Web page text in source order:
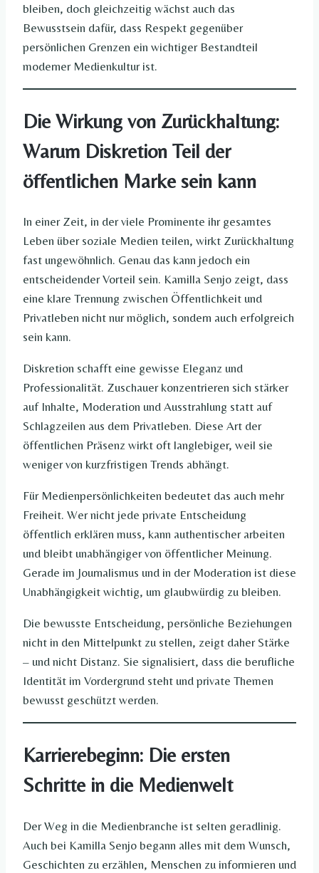
bleiben, doch gleichzeitig wächst auch das
Bewusstsein dafür, dass Respekt gegenüber
persönlichen Grenzen ein wichtiger Bestandteil
moderner Medienkultur ist.
Die Wirkung von Zurückhaltung:
Warum Diskretion Teil der
öffentlichen Marke sein kann
In einer Zeit, in der viele Prominente ihr gesamtes
Leben über soziale Medien teilen, wirkt Zurückhaltung
fast ungewöhnlich. Genau das kann jedoch ein
entscheidender Vorteil sein. Kamilla Senjo zeigt, dass
eine klare Trennung zwischen Öffentlichkeit und
Privatleben nicht nur möglich, sondern auch erfolgreich
sein kann.
Diskretion schafft eine gewisse Eleganz und
Professionalität. Zuschauer konzentrieren sich stärker
auf Inhalte, Moderation und Ausstrahlung statt auf
Schlagzeilen aus dem Privatleben. Diese Art der
öffentlichen Präsenz wirkt oft langlebiger, weil sie
weniger von kurzfristigen Trends abhängt.
Für Medienpersönlichkeiten bedeutet das auch mehr
Freiheit. Wer nicht jede private Entscheidung
öffentlich erklären muss, kann authentischer arbeiten
und bleibt unabhängiger von öffentlicher Meinung.
Gerade im Journalismus und in der Moderation ist diese
Unabhängigkeit wichtig, um glaubwürdig zu bleiben.
Die bewusste Entscheidung, persönliche Beziehungen
nicht in den Mittelpunkt zu stellen, zeigt daher Stärke
– und nicht Distanz. Sie signalisiert, dass die berufliche
Identität im Vordergrund steht und private Themen
bewusst geschützt werden.
Karrierebeginn: Die ersten
Schritte in die Medienwelt
Der Weg in die Medienbranche ist selten geradlinig.
Auch bei Kamilla Senjo begann alles mit dem Wunsch,
Geschichten zu erzählen, Menschen zu informieren und